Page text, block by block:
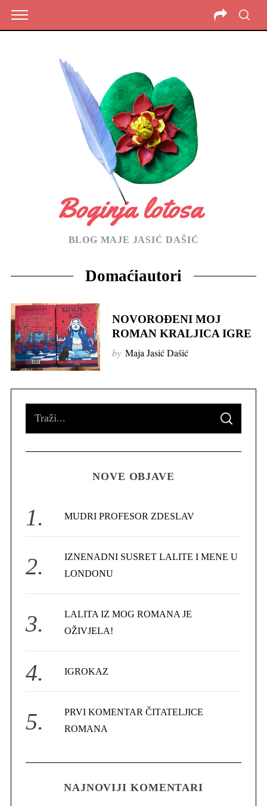
BLOG MAJE JASIĆ DAŠIĆ
Domaćiautori
NOVOROĐENI MOJ
ROMAN KRALJICA IGRE
by Maja Jasić Dašić
o
S
A
C
NOVE OBJAVE
MUDRI PROFESOR ZDESLAV
IZNENADNI SUSRET LALITE I MENE U
LONDONU
LALITA IZ MOG ROMANA JE
OŽIVJELA!
IGROKAZ
PRVI KOMENTAR ČITATELJICE
ROMANA
NAJNOVIJI KOMENTARI